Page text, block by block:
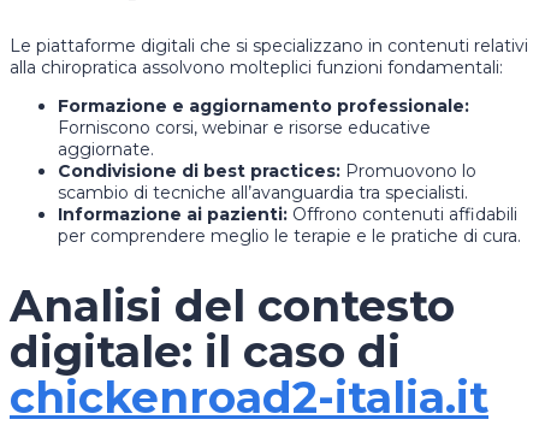
Le piattaforme digitali che si specializzano in contenuti relativi
alla chiropratica assolvono molteplici funzioni fondamentali:
Formazione e aggiornamento professionale:
Forniscono corsi, webinar e risorse educative
aggiornate.
Condivisione di best practices: Promuovono lo
scambio di tecniche all’avanguardia tra specialisti.
Informazione ai pazienti: Offrono contenuti affidabili
per comprendere meglio le terapie e le pratiche di cura.
Analisi del contesto
digitale: il caso di
chickenroad2-italia.it